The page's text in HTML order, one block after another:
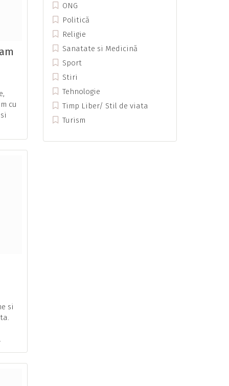
cu
si
ONG
Politică
Religie
Sanatate si Medicină
Sport
Stiri
Tehnologie
Timp Liber/ Stil de viata
Turism